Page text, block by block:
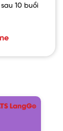
10 buổi